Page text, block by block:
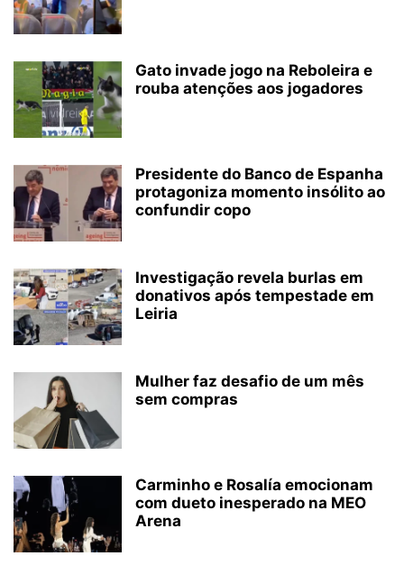
Gato invade jogo na Reboleira e
rouba atenções aos jogadores
Presidente do Banco de Espanha
protagoniza momento insólito ao
confundir copo
Investigação revela burlas em
donativos após tempestade em
Leiria
Mulher faz desafio de um mês
sem compras
Carminho e Rosalía emocionam
com dueto inesperado na MEO
Arena